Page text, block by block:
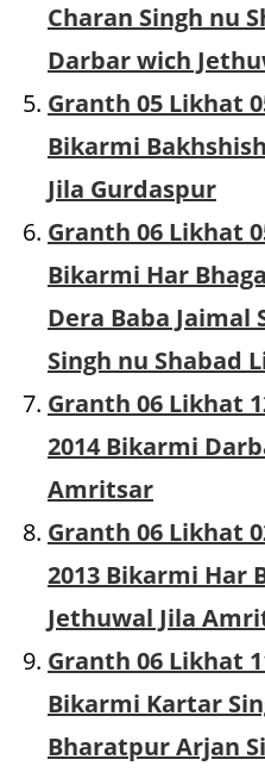
Charan Singh nu
Darbar wich
Granth 05 Likhat
Bikarmi
Jila Gurdaspur
Granth 06 Likhat
Bikarmi Har
Dera Baba Jaimal
Singh nu Shabad
Granth 06 Likhat
2014 Bikarmi
Amritsar
Granth 06 Likhat
2013 Bikarmi Har
Jethuwal Jila
Granth 06 Likhat
Bikarmi Kartar
Bharatpur Arjan